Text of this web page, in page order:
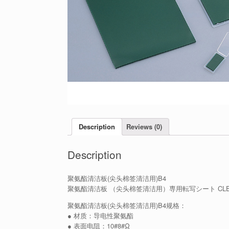
Description Reviews (0)
Description
聚氨酯清洁板(尖头棉签清洁用)B4
聚氨酯清洁板 （尖头棉签清洁用）専用転写シート
聚氨酯清洁板(尖头棉签清洁用)B4规格：
● 材质：导电性聚氨酯
● 表面电阻：10#8#Ω